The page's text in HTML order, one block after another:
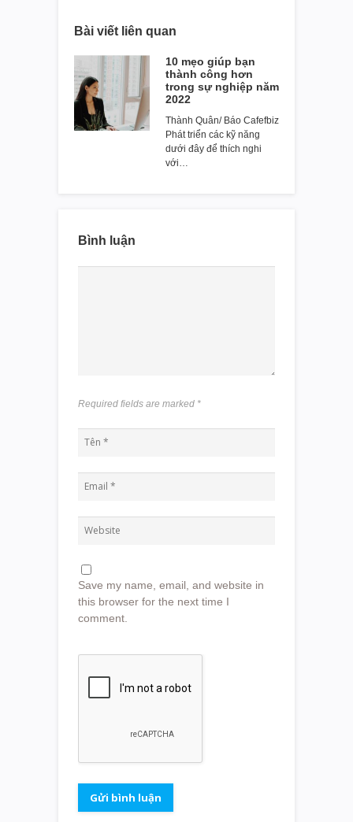
Bài viết liên quan
10 mẹo giúp bạn
thành công hơn
trong sự nghiệp năm
2022
Thành Quân/ Báo Cafefbiz
Phát triển các kỹ năng
dưới đây để thích nghi
với…
Bình luận
Required fields are marked *
Save my name, email, and website in
this browser for the next time I
comment.